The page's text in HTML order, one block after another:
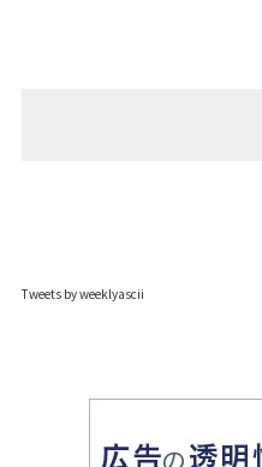
Tweets by weeklyascii